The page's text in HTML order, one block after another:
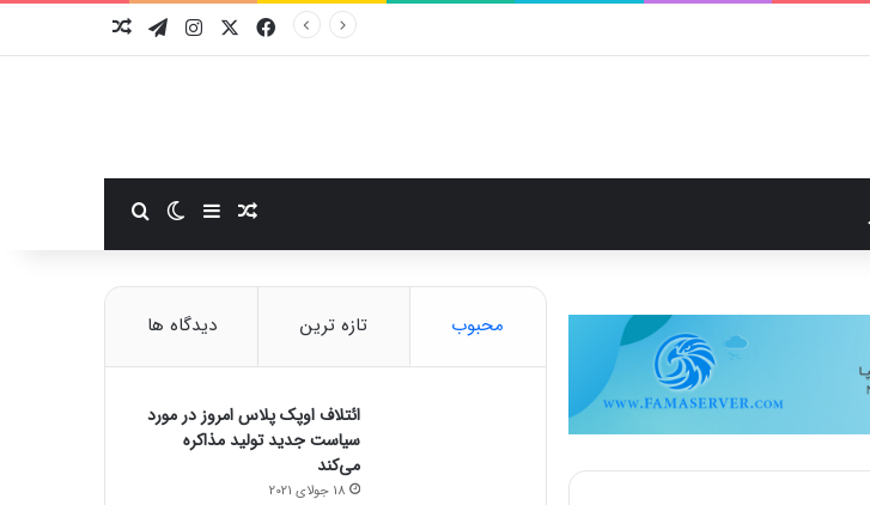
و زمان رونمایی احتمالی فیسبوکایکس اینستاگرام
تلگرام
نوشته تصادفی
سایدبارتغییر پوسته
محبوب تازه ترین دیدگاه ها
ائتلاف اوپک پلاس امروز در مورد
سیاست جدید تولید مذاکره
می‌کند
18 جولای 2021